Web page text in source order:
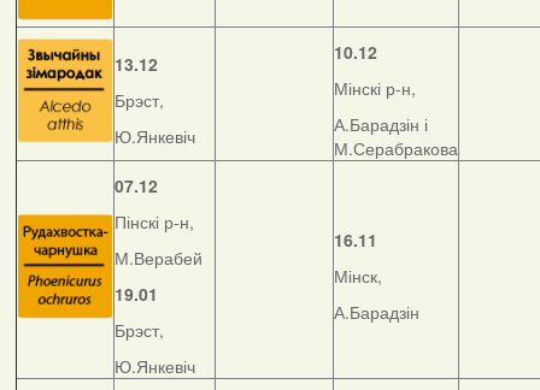
13.12
Брэст,
Ю.Янкевіч
10.12
Мінскі р-н,
А.Барадзін і
М.Серабракова
07.12
Пінскі р-н,
М.Верабей
19.01
Брэст,
Ю.Янкевіч
16.11
Мінск,
А.Барадзін